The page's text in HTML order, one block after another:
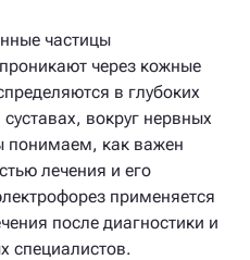
частицы
через кожные
в глубоких
вокруг нервных
понимаем, как важен
лечения и его
применяется
после диагностики и
специалистов.